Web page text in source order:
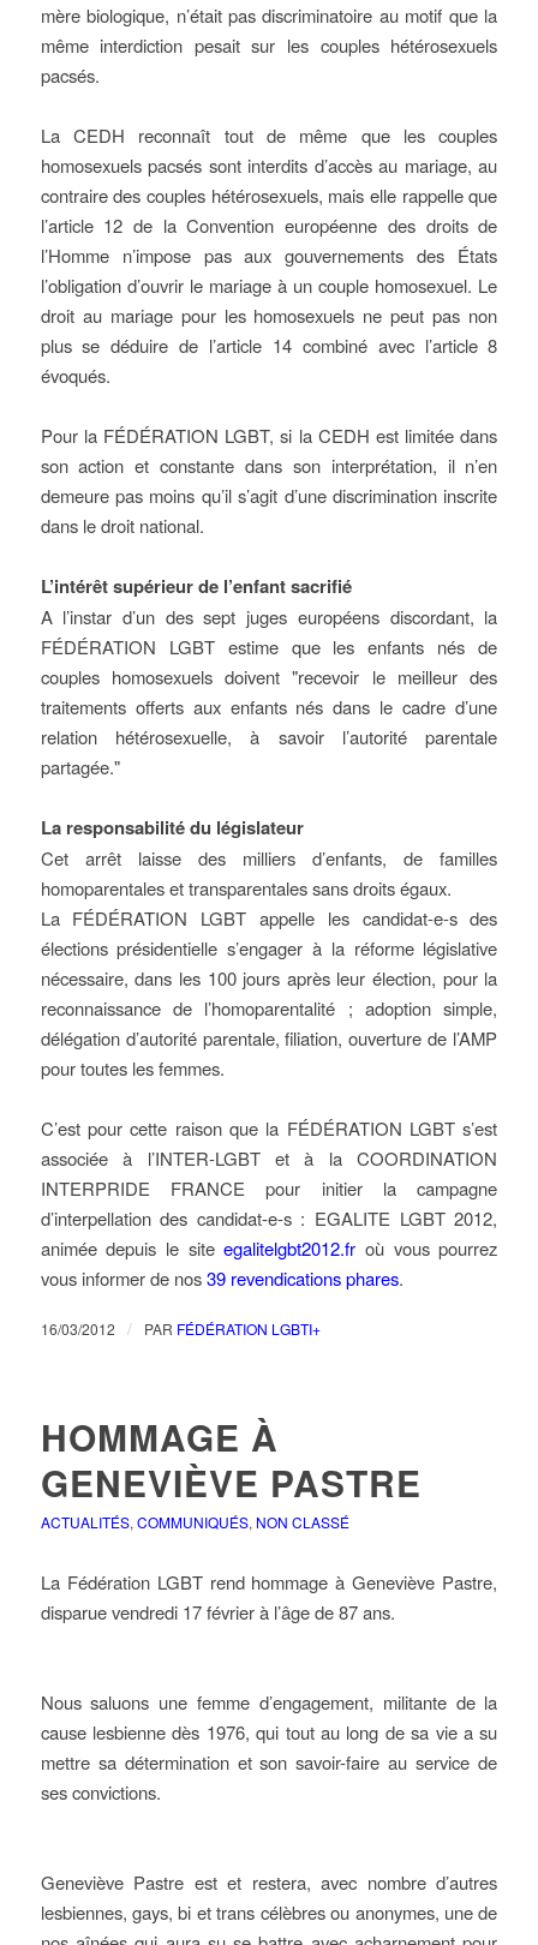
mère biologique, n’était pas discriminatoire au motif que la
même interdiction pesait sur les couples hétérosexuels
pacsés.
La CEDH reconnaît tout de même que les couples
homosexuels pacsés sont interdits d’accès au mariage, au
contraire des couples hétérosexuels, mais elle rappelle que
l’article 12 de la Convention européenne des droits de
l’Homme n’impose pas aux gouvernements des États
l’obligation d’ouvrir le mariage à un couple homosexuel. Le
droit au mariage pour les homosexuels ne peut pas non
plus se déduire de l’article 14 combiné avec l’article 8
évoqués.
Pour la FÉDÉRATION LGBT, si la CEDH est limitée dans
son action et constante dans son interprétation, il n’en
demeure pas moins qu’il s’agit d’une discrimination inscrite
dans le droit national.
L’intérêt supérieur de l’enfant sacrifié
A l’instar d’un des sept juges européens discordant, la
FÉDÉRATION LGBT estime que les enfants nés de
couples homosexuels doivent "recevoir le meilleur des
traitements offerts aux enfants nés dans le cadre d’une
relation hétérosexuelle, à savoir l’autorité parentale
partagée."
La responsabilité du législateur
Cet arrêt laisse des milliers d’enfants, de familles
homoparentales et transparentales sans droits égaux.
La FÉDÉRATION LGBT appelle les candidat-e-s des
élections présidentielle s’engager à la réforme législative
nécessaire, dans les 100 jours après leur élection, pour la
reconnaissance de l’homoparentalité ; adoption simple,
délégation d’autorité parentale, filiation, ouverture de l’AMP
pour toutes les femmes.
C’est pour cette raison que la FÉDÉRATION LGBT s’est
associée à l’INTER-LGBT et à la COORDINATION
INTERPRIDE FRANCE pour initier la campagne
d’interpellation des candidat-e-s : EGALITE LGBT 2012,
animée depuis le siteegalitelgbt2012.fr où vous pourrez
vous informer de nos39 revendications phares.
16/03/2012 / PAR FÉDÉRATION LGBTI+
HOMMAGE À
GENEVIÈVE PASTRE
ACTUALITÉS, COMMUNIQUÉS, NON CLASSÉ
La Fédération LGBT rend hommage à Geneviève Pastre,
disparue vendredi 17 février à l’âge de 87 ans.
Nous saluons une femme d’engagement, militante de la
cause lesbienne dès 1976, qui tout au long de sa vie a su
mettre sa détermination et son savoir-faire au service de
ses convictions.
Geneviève Pastre est et restera, avec nombre d’autres
lesbiennes, gays, bi et trans célèbres ou anonymes, une de